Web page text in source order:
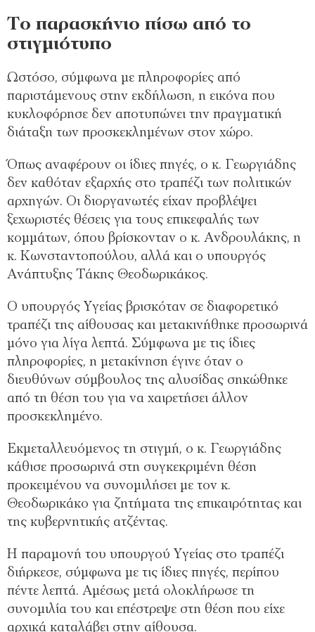
Το παρασκήνιο πίσω από το
στιγμιότυπο
Ωστόσο, σύμφωνα με πληροφορίες από
παριστάμενους στην εκδήλωση, η εικόνα που
κυκλοφόρησε δεν αποτυπώνει την πραγματική
διάταξη των προσκεκλημένων στον χώρο.
Όπως αναφέρουν οι ίδιες πηγές, ο κ. Γεωργιάδης
δεν καθόταν εξαρχής στο τραπέζι των πολιτικών
αρχηγών. Οι διοργανωτές είχαν προβλέψει
ξεχωριστές θέσεις για τους επικεφαλής των
κομμάτων, όπου βρίσκονταν ο κ. Ανδρουλάκης, η
κ. Κωνσταντοπούλου, αλλά και ο υπουργός
Ανάπτυξης Τάκης Θεοδωρικάκος.
Ο υπουργός Υγείας βρισκόταν σε διαφορετικό
τραπέζι της αίθουσας και μετακινήθηκε προσωρινά
μόνο για λίγα λεπτά. Σύμφωνα με τις ίδιες
πληροφορίες, η μετακίνηση έγινε όταν ο
διευθύνων σύμβουλος της αλυσίδας σηκώθηκε
από τη θέση του για να χαιρετήσει άλλον
προσκεκλημένο.
Εκμεταλλευόμενος τη στιγμή, ο κ. Γεωργιάδης
κάθισε προσωρινά στη συγκεκριμένη θέση
προκειμένου να συνομιλήσει με τον κ.
Θεοδωρικάκο για ζητήματα της επικαιρότητας και
της κυβερνητικής ατζέντας.
Η παραμονή του υπουργού Υγείας στο τραπέζι
διήρκεσε, σύμφωνα με τις ίδιες πηγές, περίπου
πέντε λεπτά. Αμέσως μετά ολοκλήρωσε τη
συνομιλία του και επέστρεψε στη θέση που είχε
αρχικά καταλάβει στην αίθουσα.